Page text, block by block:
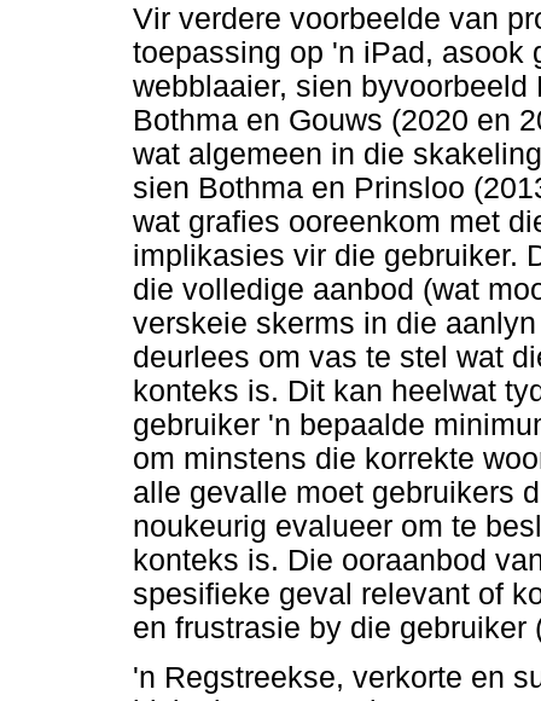
Vir verdere voorbeelde van
toepassing op 'n iPad, asook
webblaaier, sien
Bothma en Gouws (2020 en
wat algemeen in die
sien Bothma en Prinsloo
wat grafies ooreenkom met
implikasies vir die gebruiker.
die volledige aanbod (wat
verskeie skerms in die
deurlees om vas te stel wat
konteks is. Dit kan heelwat
gebruiker 'n bepaalde
om minstens die korrekte
alle gevalle moet gebruikers
noukeurig evalueer om te
konteks is. Die ooraanbod
spesifieke geval relevant of
en frustrasie by die gebruiker
'n Regstreekse, verkorte en